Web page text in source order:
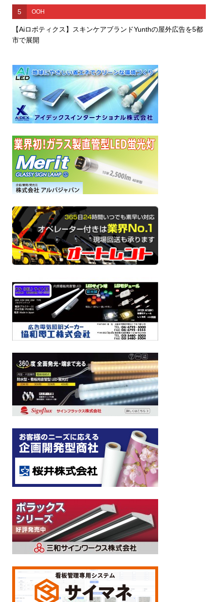
5 OOH
【Aiロボティクス】スキンケアブランドYunthの屋外広告を5都
市で展開